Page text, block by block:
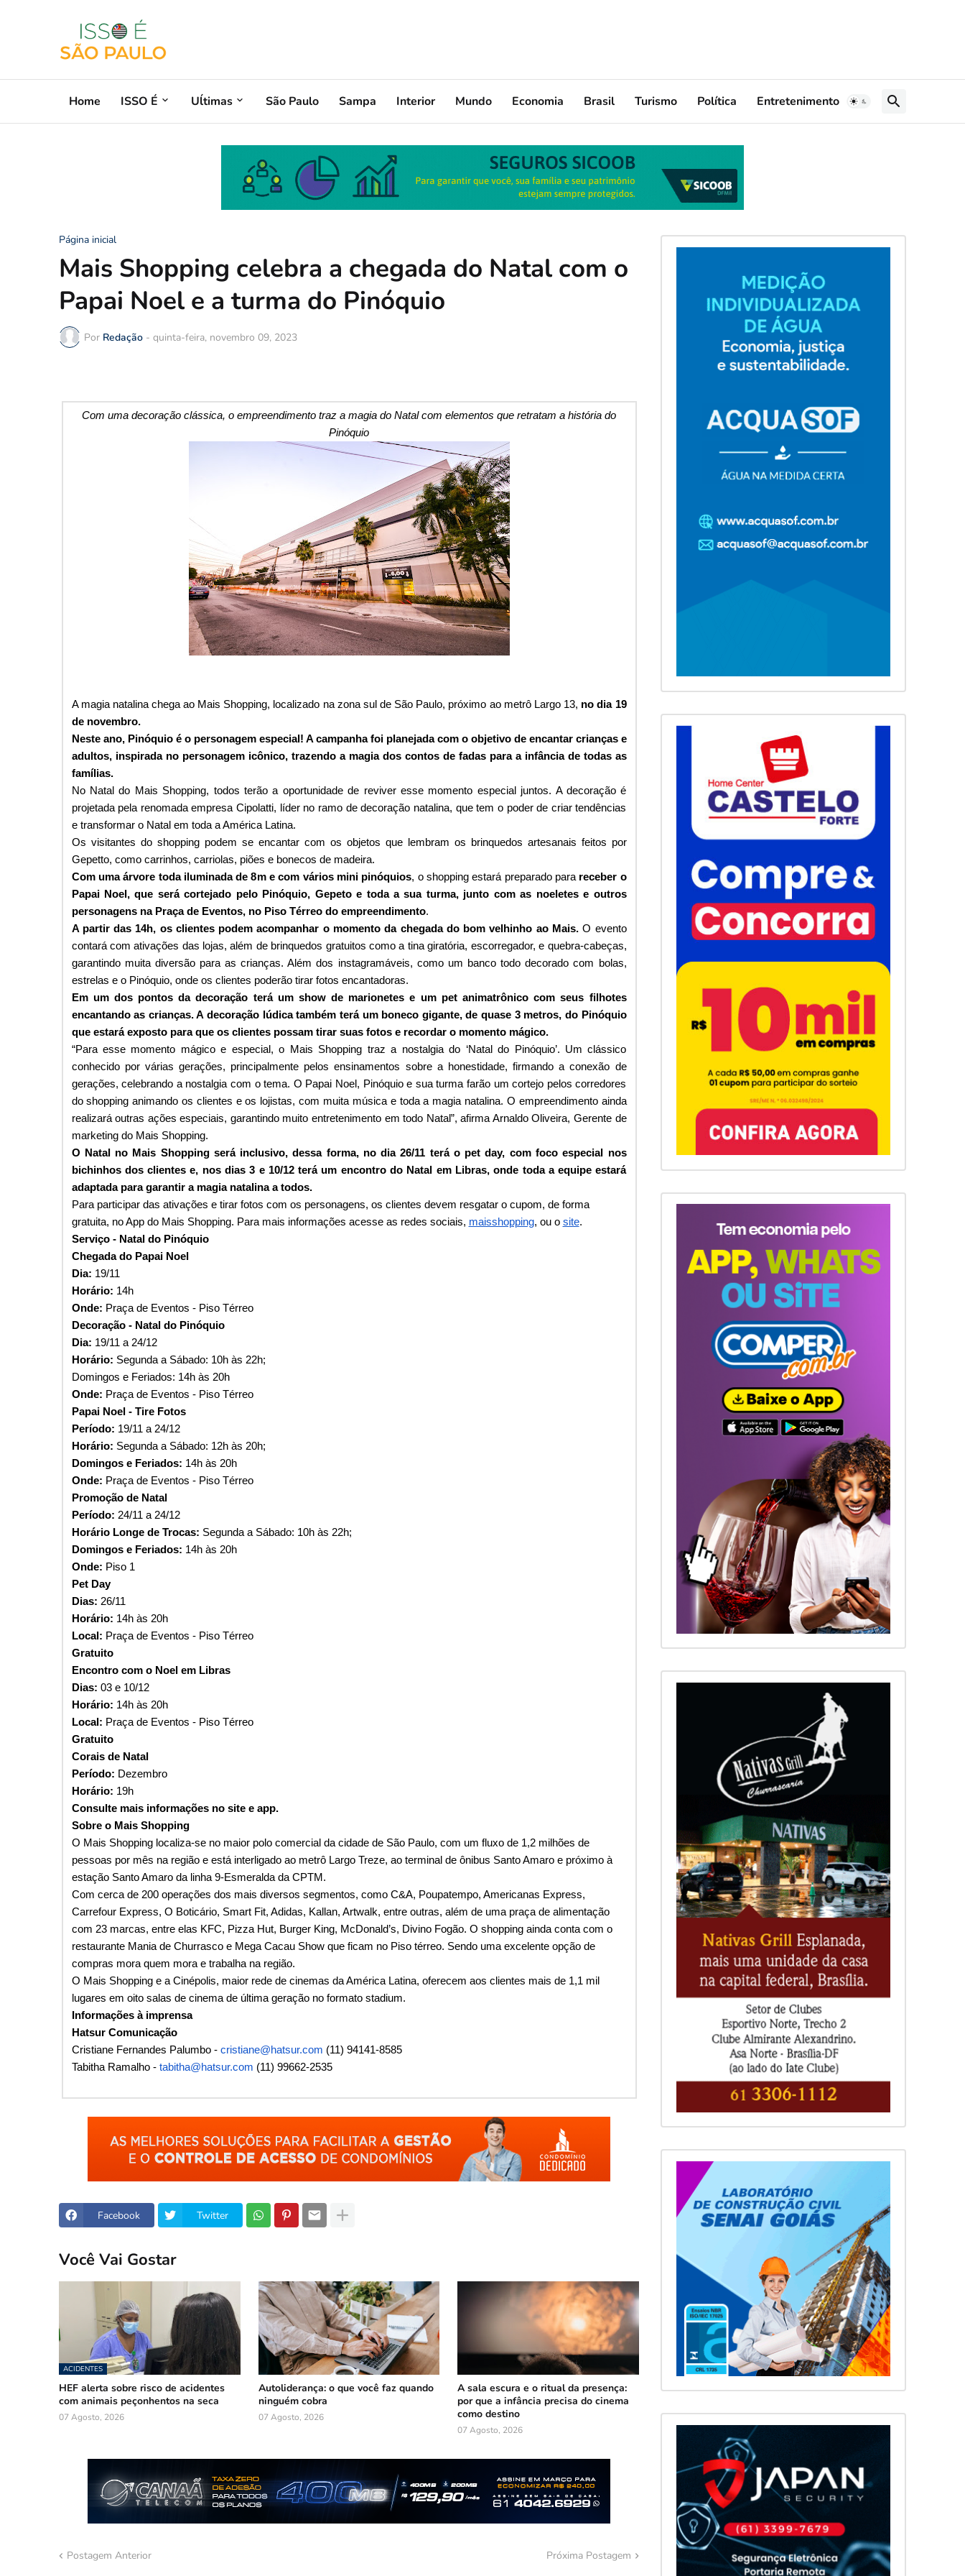
Home ISSO É Uĺtimas São Paulo Sampa Interior Mundo Economia Brasil Turismo Política Entretenimento
Página inicial
Mais Shopping celebra a chegada do Natal com o
Papai Noel e a turma do Pinóquio
Por Redação - quinta-feira, novembro 09, 2023
Com uma decoração clássica, o empreendimento traz a magia do Natal com elementos que retratam a história do
Pinóquio
A magia natalina chega ao Mais Shopping, localizado na zona sul de São Paulo, próximo ao metrô Largo 13, no dia 19
de novembro.
Neste ano, Pinóquio é o personagem especial! A campanha foi planejada com o objetivo de encantar crianças e
adultos, inspirada no personagem icônico, trazendo a magia dos contos de fadas para a infância de todas as
famílias.
No Natal do Mais Shopping, todos terão a oportunidade de reviver esse momento especial juntos. A decoração é
projetada pela renomada empresa Cipolatti, líder no ramo de decoração natalina, que tem o poder de criar tendências
e transformar o Natal em toda a América Latina.
Os visitantes do shopping podem se encantar com os objetos que lembram os brinquedos artesanais feitos por
Gepetto, como carrinhos, carriolas, piões e bonecos de madeira.
Com uma árvore toda iluminada de 8m e com vários mini pinóquios, o shopping estará preparado para receber o
Papai Noel, que será cortejado pelo Pinóquio, Gepeto e toda a sua turma, junto com as noeletes e outros
personagens na Praça de Eventos, no Piso Térreo do empreendimento.
A partir das 14h, os clientes podem acompanhar o momento da chegada do bom velhinho ao Mais.O evento
contará com ativações das lojas, além de brinquedos gratuitos como a tina giratória, escorregador, e quebra-cabeças,
garantindo muita diversão para as crianças. Além dos instagramáveis, como um banco todo decorado com bolas,
estrelas e o Pinóquio, onde os clientes poderão tirar fotos encantadoras.
Em um dos pontos da decoração terá um show de marionetes e um pet animatrônico com seus filhotes
encantando as crianças. A decoração lúdica também terá um boneco gigante, de quase 3 metros, do Pinóquio
que estará exposto para que os clientes possam tirar suas fotos e recordar o momento mágico.
“Para esse momento mágico e especial, o Mais Shopping traz a nostalgia do ‘Natal do Pinóquio’. Um clássico
conhecido por várias gerações, principalmente pelos ensinamentos sobre a honestidade, firmando a conexão de
gerações, celebrando a nostalgia com o tema. O Papai Noel, Pinóquio e sua turma farão um cortejo pelos corredores
do shopping animando os clientes e os lojistas, com muita música e toda a magia natalina. O empreendimento ainda
realizará outras ações especiais, garantindo muito entretenimento em todo Natal”, afirma Arnaldo Oliveira, Gerente de
marketing do Mais Shopping.
O Natal no Mais Shopping será inclusivo, dessa forma, no dia 26/11 terá o pet day, com foco especial nos
bichinhos dos clientes e, nos dias 3 e 10/12 terá um encontro do Natal em Libras, onde toda a equipe estará
adaptada para garantir a magia natalina a todos.
Para participar das ativações e tirar fotos com os personagens, os clientes devem resgatar o cupom, de forma
gratuita, no App do Mais Shopping. Para mais informações acesse as redes sociais, maisshopping, ou o site.
Serviço - Natal do Pinóquio
Chegada do Papai Noel
Dia: 19/11
Horário: 14h
Onde: Praça de Eventos - Piso Térreo
Decoração - Natal do Pinóquio
Dia: 19/11 a 24/12
Horário: Segunda a Sábado: 10h às 22h;
Domingos e Feriados: 14h às 20h
Onde: Praça de Eventos - Piso Térreo
Papai Noel - Tire Fotos
Período: 19/11 a 24/12
Horário: Segunda a Sábado: 12h às 20h;
Domingos e Feriados: 14h às 20h
Onde: Praça de Eventos - Piso Térreo
Promoção de Natal
Período: 24/11 a 24/12
Horário Longe de Trocas: Segunda a Sábado: 10h às 22h;
Domingos e Feriados: 14h às 20h
Onde: Piso 1
Pet Day
Dias: 26/11
Horário: 14h às 20h
Local: Praça de Eventos - Piso Térreo
Gratuito
Encontro com o Noel em Libras
Dias: 03 e 10/12
Horário: 14h às 20h
Local: Praça de Eventos - Piso Térreo
Gratuito
Corais de Natal
Período: Dezembro
Horário: 19h
Consulte mais informações no site e app.
Sobre o Mais Shopping
O Mais Shopping localiza-se no maior polo comercial da cidade de São Paulo, com um fluxo de 1,2 milhões de
pessoas por mês na região e está interligado ao metrô Largo Treze, ao terminal de ônibus Santo Amaro e próximo à
estação Santo Amaro da linha 9-Esmeralda da CPTM.
Com cerca de 200 operações dos mais diversos segmentos, como C&A, Poupatempo, Americanas Express,
Carrefour Express, O Boticário, Smart Fit, Adidas, Kallan, Artwalk, entre outras, além de uma praça de alimentação
com 23 marcas, entre elas KFC, Pizza Hut, Burger King, McDonald’s, Divino Fogão. O shopping ainda conta com o
restaurante Mania de Churrasco e Mega Cacau Show que ficam no Piso térreo. Sendo uma excelente opção de
compras mora quem mora e trabalha na região.
O Mais Shopping e a Cinépolis, maior rede de cinemas da América Latina, oferecem aos clientes mais de 1,1 mil
lugares em oito salas de cinema de última geração no formato stadium.
Informações à imprensa
Hatsur Comunicação
Cristiane Fernandes Palumbo - cristiane@hatsur.com (11) 94141-8585
Tabitha Ramalho - tabitha@hatsur.com (11) 99662-2535
Facebook Twitter
Você Vai Gostar
ACIDENTES
HEF alerta sobre risco de acidentes
com animais peçonhentos na seca
07 Agosto, 2026
Autoliderança: o que você faz quando
ninguém cobra
07 Agosto, 2026
A sala escura e o ritual da presença:
por que a infância precisa do cinema
como destino
07 Agosto, 2026
Postagem Anterior Próxima Postagem